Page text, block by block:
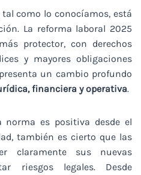
como lo conocíamos, está
La reforma laboral 2025
protector, con derechos
y mayores obligaciones
un cambio profundo
financiera y operativa.
es positiva desde el
también es cierto que las
claramente sus nuevas
riesgos legales. Desde